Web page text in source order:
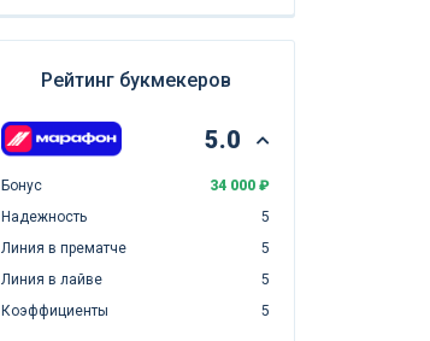
Рейтинг букмекеров
5.0
Бонус
34 000 ₽
Надежность
5
Линия в прематче
5
Линия в лайве
5
Коэффициенты
5